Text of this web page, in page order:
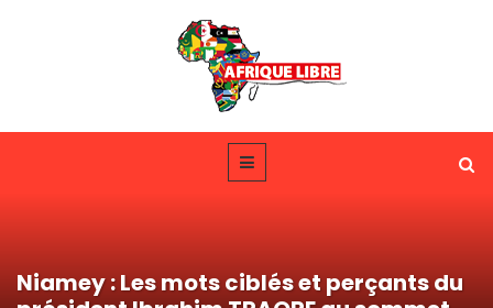
Niamey : Les mots ciblés et perçants du